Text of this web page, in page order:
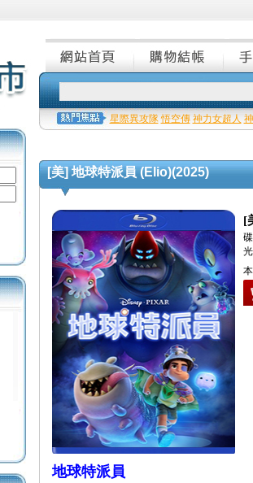
星際異攻隊 悟空傳 神力女超人
[美] 地球特派員 (Elio)(2025)
[
地球特派員